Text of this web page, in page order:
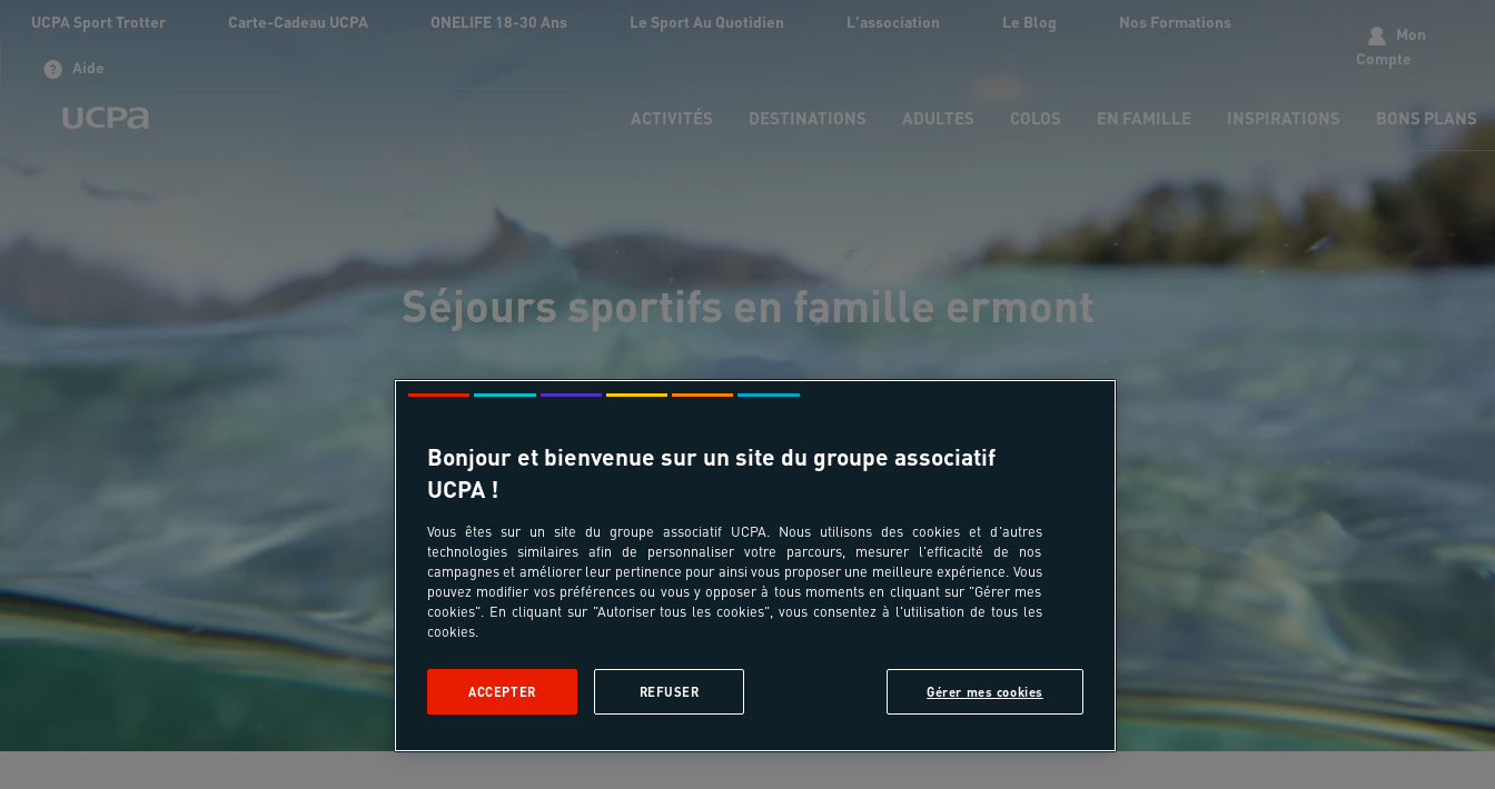
UCPA Sport Trotter Carte-Cadeau UCPA ONELIFE 18-30 Ans Le Sport Au Quotidien L'association Le Blog Nos Formations
Aide
Mon
Compte
ACTIVITÉS DESTINATIONS ADULTES COLOS EN FAMILLE INSPIRATIONS BONS PLANS
Séjours sportifs en famille ermont
Bonjour et bienvenue sur un site du groupe associatif
UCPA !
Vous êtes sur un site du groupe associatif UCPA. Nous utilisons des cookies et d'autres
technologies similaires afin de personnaliser votre parcours, mesurer l'efficacité de nos
campagnes et améliorer leur pertinence pour ainsi vous proposer une meilleure expérience. Vous
pouvez modifier vos préférences ou vous y opposer à tous moments en cliquant sur "Gérer mes
cookies". En cliquant sur "Autoriser tous les cookies", vous consentez à l'utilisation de tous les
cookies.
Gérer mes cookies
REFUSER
ACCEPTER